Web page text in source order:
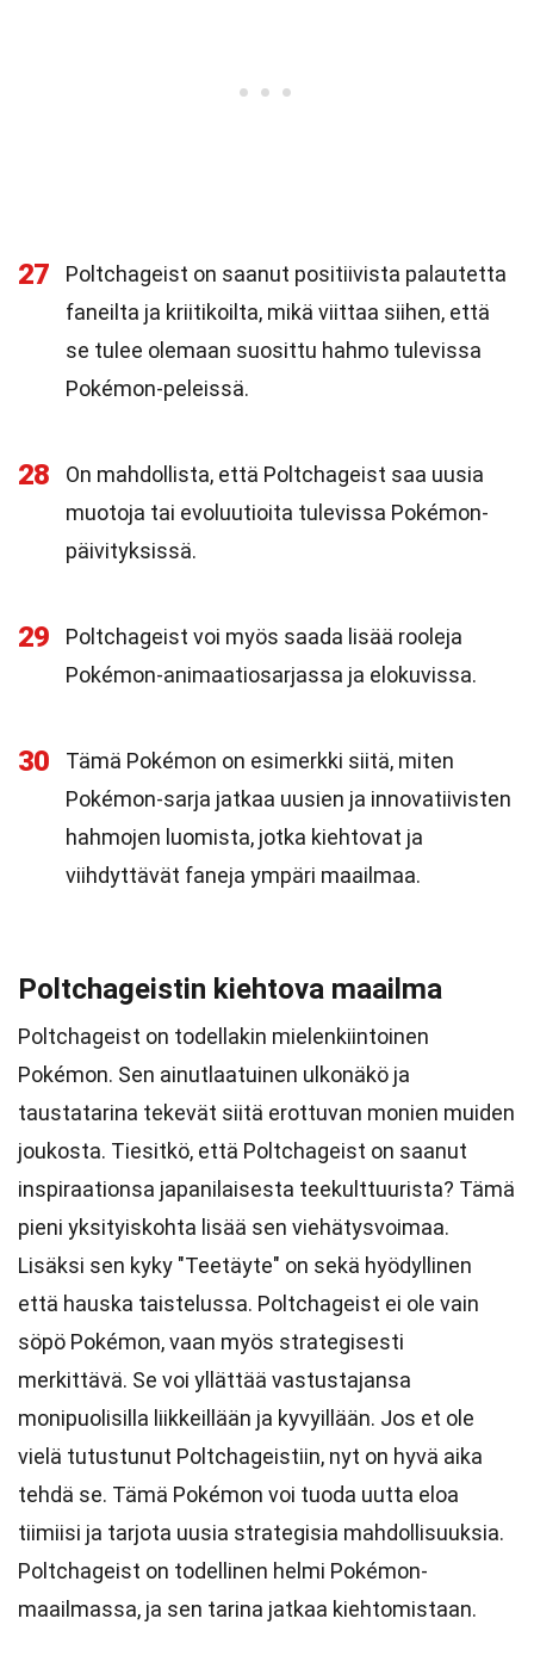
27
Poltchageist on saanut positiivista palautetta
faneilta ja kriitikoilta, mikä viittaa siihen, että
se tulee olemaan suosittu hahmo tulevissa
Pokémon-peleissä.
28
On mahdollista, että Poltchageist saa uusia
muotoja tai evoluutioita tulevissa Pokémon-
päivityksissä.
29
Poltchageist voi myös saada lisää rooleja
Pokémon-animaatiosarjassa ja elokuvissa.
30
Tämä Pokémon on esimerkki siitä, miten
Pokémon-sarja jatkaa uusien ja innovatiivisten
hahmojen luomista, jotka kiehtovat ja
viihdyttävät faneja ympäri maailmaa.
Poltchageistin kiehtova maailma
Poltchageist on todellakin mielenkiintoinen
Pokémon. Sen ainutlaatuinen ulkonäkö ja
taustatarina tekevät siitä erottuvan monien muiden
joukosta. Tiesitkö, että Poltchageist on saanut
inspiraationsa japanilaisesta teekulttuurista? Tämä
pieni yksityiskohta lisää sen viehätysvoimaa.
Lisäksi sen kyky "Teetäyte" on sekä hyödyllinen
että hauska taistelussa. Poltchageist ei ole vain
söpö Pokémon, vaan myös strategisesti
merkittävä. Se voi yllättää vastustajansa
monipuolisilla liikkeillään ja kyvyillään. Jos et ole
vielä tutustunut Poltchageistiin, nyt on hyvä aika
tehdä se. Tämä Pokémon voi tuoda uutta eloa
tiimiisi ja tarjota uusia strategisia mahdollisuuksia.
Poltchageist on todellinen helmi Pokémon-
maailmassa, ja sen tarina jatkaa kiehtomistaan.